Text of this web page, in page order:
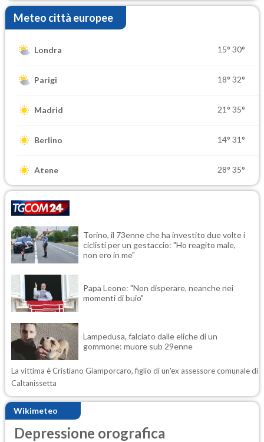
Meteo città europee
Londra 15° 30°
Parigi 18° 32°
Madrid 21° 35°
Berlino 14° 31°
Atene 28° 35°
Torino, il 73enne che ha investito due volte i
ciclisti per un gestaccio: "Ho reagito male,
non ero in me"
Papa Leone: "Non disperare, neanche nei
momenti di buio"
Lampedusa, falciato dalle eliche di un
gommone: muore sub 29enne
La vittima è Cristiano Giamporcaro, figlio di un'ex assessore comunale di
Caltanissetta
Wikimeteo
Depressione orografica